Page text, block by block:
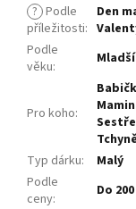
? Podle
příležitosti:
Den
Podle
věku: Mladší
Pro koho:
Tchyně
Typ dárku:
Malý
Podle
ceny: Do